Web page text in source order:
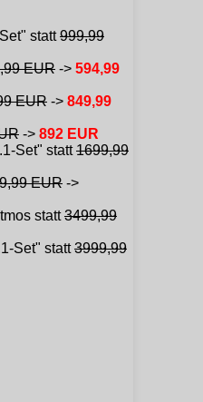
statt999,99
EUR -> 594,99
EUR -> 849,99
-> 892 EUR
Set" statt1699,99
EUR ->
statt3499,99
Set" statt3999,99